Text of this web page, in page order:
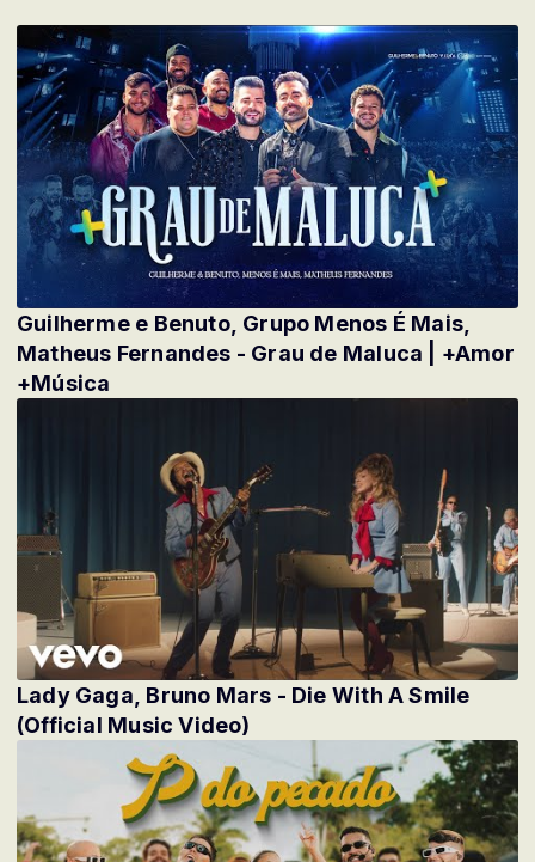
Guilherme e Benuto, Grupo Menos É Mais,
Matheus Fernandes - Grau de Maluca | +Amor
+Música
Lady Gaga, Bruno Mars - Die With A Smile
(Official Music Video)